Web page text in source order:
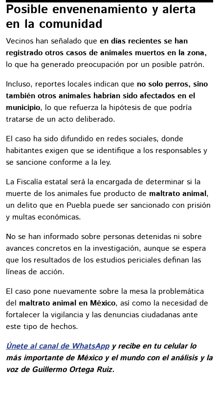
Posible envenenamiento y alerta
en la comunidad
Vecinos han señalado que en días recientes se han
registrado otros casos de animales muertos en la zona,
lo que ha generado preocupación por un posible patrón.
Incluso, reportes locales indican que no solo perros, sino
también otros animales habrían sido afectados en el
municipio, lo que refuerza la hipótesis de que podría
tratarse de un acto deliberado.
El caso ha sido difundido en redes sociales, donde
habitantes exigen que se identifique a los responsables y
se sancione conforme a la ley.
La Fiscalía estatal será la encargada de determinar si la
muerte de los animales fue producto de maltrato animal,
un delito que en Puebla puede ser sancionado con prisión
y multas económicas.
No se han informado sobre personas detenidas ni sobre
avances concretos en la investigación, aunque se espera
que los resultados de los estudios periciales definan las
líneas de acción.
El caso pone nuevamente sobre la mesa la problemática
del maltrato animal en México, así como la necesidad de
fortalecer la vigilancia y las denuncias ciudadanas ante
este tipo de hechos.
Únete al canal de WhatsAppy recibe en tu celular lo
más importante de México y el mundo con el análisis y la
voz de Guillermo Ortega Ruiz.